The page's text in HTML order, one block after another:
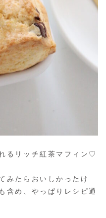
るリッチ紅茶マフィン♡
みたらおいしかったけ
含め、やっぱりレシピ通